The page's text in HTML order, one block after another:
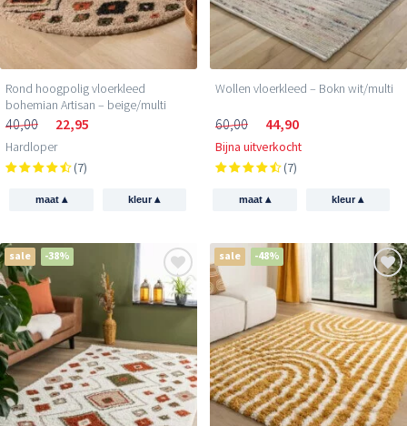
Rond hoogpolig vloerkleed
bohemian Artisan – beige/multi
40,00 22,95
Hardloper
(7)
maat ▴ kleur▴
Wollen vloerkleed – Bokn wit/multi
60,00 44,90
Bijna uitverkocht
(7)
maat ▴ kleur▴
sale -38% sale -48%